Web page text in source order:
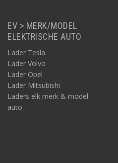
EV > MERK/MODEL
ELEKTRISCHE AUTO
Lader Tesla
Lader Volvo
Lader Opel
Lader Mitsubishi
Laders elk merk & model
auto